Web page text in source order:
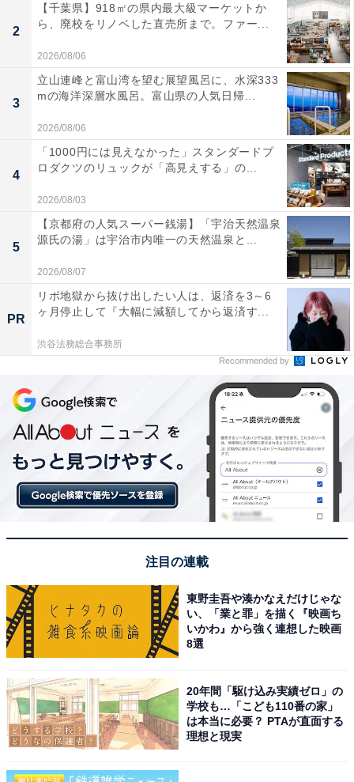
2
【千葉県】918㎡の県内最大級マーケットか
ら、廃校をリノベした直売所まで。ファー...
2026/08/06
3
立山連峰と富山湾を望む展望風呂に、水深333
mの海洋深層水風呂。富山県の人気日帰...
2026/08/06
4
「1000円には見えなかった」スタンダードプ
ロダクツのリュックが「高見えする」の...
2026/08/03
5
【京都府の人気スーパー銭湯】「宇治天然温泉
源氏の湯」は宇治市内唯一の天然温泉と...
2026/08/07
PR
リボ地獄から抜け出したい人は、返済を3～6
ヶ月停止して『大幅に減額してから返済す...
渋谷法務総合事務所
Recommended by
注目の連載
東野圭吾や湊かなえだけじゃな
い、「業と罪」を描く『映画ち
いかわ』から強く連想した映画
8選
20年間「駆け込み実績ゼロ」の
学校も…「こども110番の家」
は本当に必要？ PTAが直面する
理想と現実